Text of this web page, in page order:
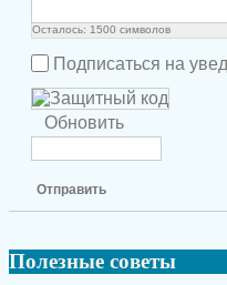
Осталось: 1500 символов
Подписаться на
Обновить
Отправить
Полезные советы